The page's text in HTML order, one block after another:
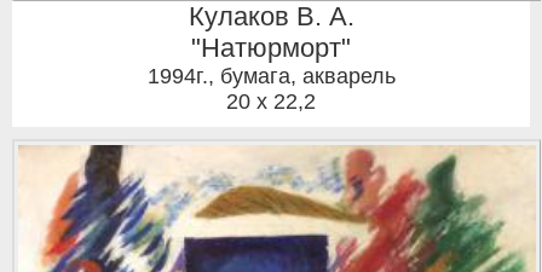
Кулаков В. А.
"Натюрморт"
1994г., бумага, акварель
20 x 22,2